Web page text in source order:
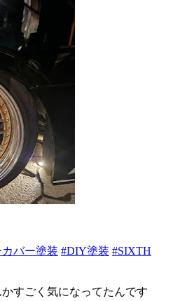
バー塗装 #DIY塗装 #SIXTH
すごく気になってたんです